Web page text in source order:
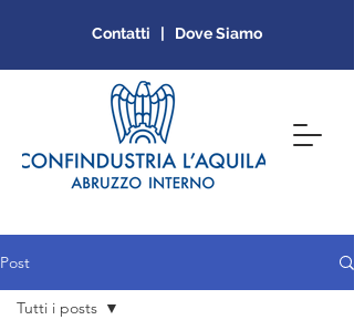
Contatti | Dove Siamo
Post
Tutti i posts